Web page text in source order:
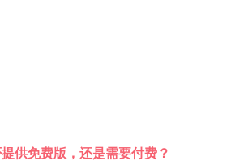
供免费版，还是需要付费？